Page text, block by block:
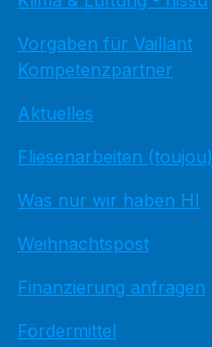
Vorgaben für Vaillant
Kompetenzpartner
Aktuelles
Fliesenarbeiten (toujou)
Was nur wir haben HI
Weihnachtspost
Finanzierung anfragen
Fördermittel